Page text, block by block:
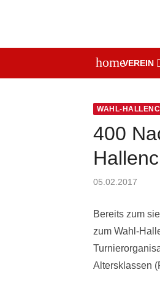
homeVEREIN
WAHL-
400
Posted
05.02.2017
Bereits zum
zum Wahl-
Altersklassen